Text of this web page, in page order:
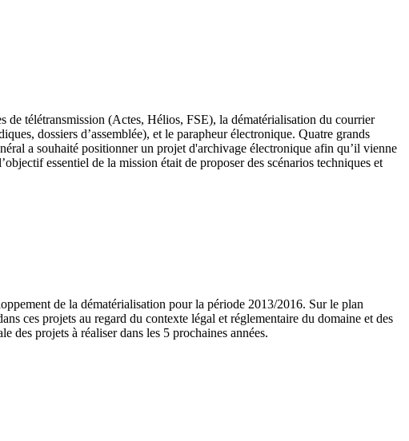
de télétransmission (Actes, Hélios, FSE), la dématérialisation du courrier
dossiers d’assemblée), et le parapheur électronique. Quatre grands
a souhaité positionner un projet d'archivage électronique afin qu’il vienne
essentiel de la mission était de proposer des scénarios techniques et
de la dématérialisation pour la période 2013/2016. Sur le plan
ces projets au regard du contexte légal et réglementaire du domaine et des
des projets à réaliser dans les 5 prochaines années.